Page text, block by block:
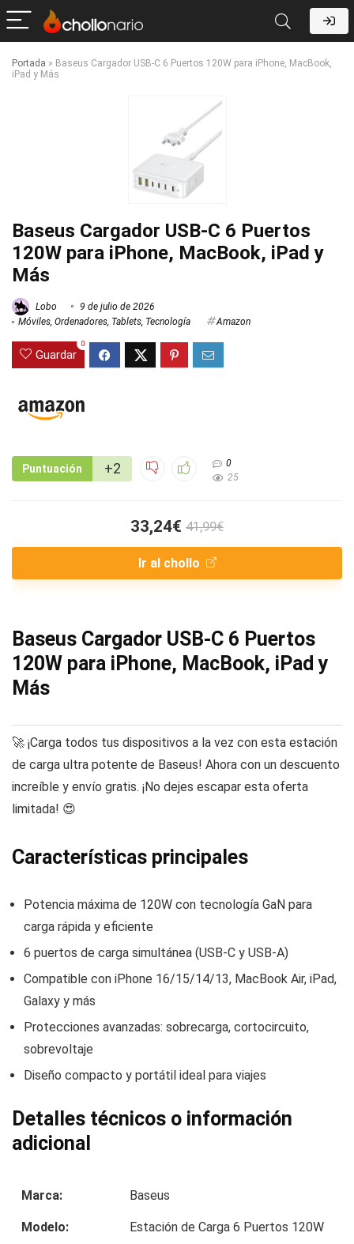
Portada » Baseus Cargador USB-C 6 Puertos 120W para iPhone, MacBook,
iPad y Más
Baseus Cargador USB-C 6 Puertos
120W para iPhone, MacBook, iPad y
Más
Lobo
9 de julio de 2026
Móviles, Ordenadores, Tablets, Tecnología Amazon
Guardar
0
Puntuación +2
0
25
33,24€ 41,99€
Ir al chollo
Baseus Cargador USB-C 6 Puertos
120W para iPhone, MacBook, iPad y
Más
🚀 ¡Carga todos tus dispositivos a la vez con esta estación
de carga ultra potente de Baseus! Ahora con un descuento
increíble y envío gratis. ¡No dejes escapar esta oferta
limitada! 😍
Características principales
Potencia máxima de 120W con tecnología GaN para
carga rápida y eficiente
6 puertos de carga simultánea (USB-C y USB-A)
Compatible con iPhone 16/15/14/13, MacBook Air, iPad,
Galaxy y más
Protecciones avanzadas: sobrecarga, cortocircuito,
sobrevoltaje
Diseño compacto y portátil ideal para viajes
Detalles técnicos o información
adicional
Marca: Baseus
Modelo: Estación de Carga 6 Puertos 120W